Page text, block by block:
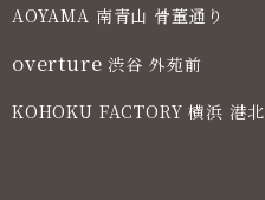
AOYAMA 南青山 骨董通り
overture 渋谷 外苑前
KOHOKU FACTORY 横浜 港北